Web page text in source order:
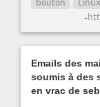
bouton Linux
-
Emails des
soumis à des
en vrac de